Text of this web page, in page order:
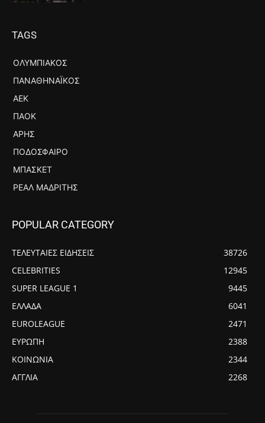
TAGS
ΟΛΥΜΠΙΑΚΌΣ
ΠΑΝΑΘΗΝΑΪΚΌΣ
ΑΕΚ
ΠΑΟΚ
ΆΡΗΣ
ΠΟΔΌΣΦΑΙΡΟ
ΜΠΆΣΚΕΤ
ΡΕΆΛ ΜΑΔΡΊΤΗΣ
POPULAR CATEGORY
ΤΕΛΕΥΤΑΙΕΣ ΕΙΔΗΣΕΙΣ
38726
CELEBRITIES
12945
SUPER LEAGUE 1
9445
ΕΛΛΑΔΑ
6041
EUROLEAGUE
2471
ΕΥΡΩΠΗ
2388
ΚΟΙΝΩΝΙΑ
2344
ΑΓΓΛΙΑ
2268